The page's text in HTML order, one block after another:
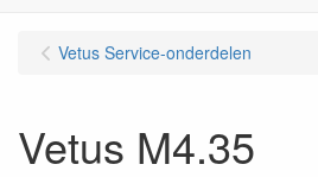
Vetus Service-onderdelen
Vetus M4.35